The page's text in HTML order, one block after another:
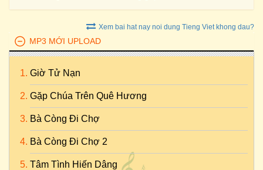
Xem bai hat nay noi dung Tieng Viet khong dau?
MP3 MỚI UPLOAD
Giờ Tử Nạn
Gặp Chúa Trên Quê Hương
Bà Còng Đi Chợ
Bà Còng Đi Chợ 2
Tâm Tình Hiến Dâng